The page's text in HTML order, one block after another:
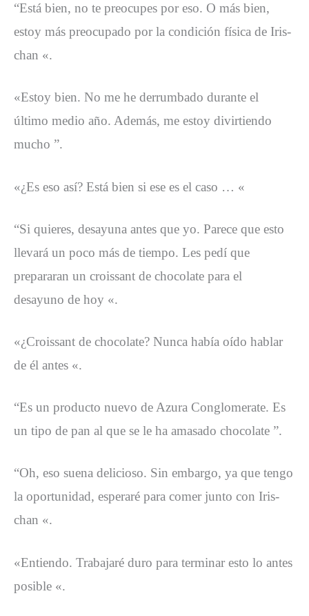
“Está bien, no te preocupes por eso. O más bien,
estoy más preocupado por la condición física de Iris-
chan «.
«Estoy bien. No me he derrumbado durante el
último medio año. Además, me estoy divirtiendo
mucho ”.
«¿Es eso así? Está bien si ese es el caso … «
“Si quieres, desayuna antes que yo. Parece que esto
llevará un poco más de tiempo. Les pedí que
prepararan un croissant de chocolate para el
desayuno de hoy «.
«¿Croissant de chocolate? Nunca había oído hablar
de él antes «.
“Es un producto nuevo de Azura Conglomerate. Es
un tipo de pan al que se le ha amasado chocolate ”.
“Oh, eso suena delicioso. Sin embargo, ya que tengo
la oportunidad, esperaré para comer junto con Iris-
chan «.
«Entiendo. Trabajaré duro para terminar esto lo antes
posible «.